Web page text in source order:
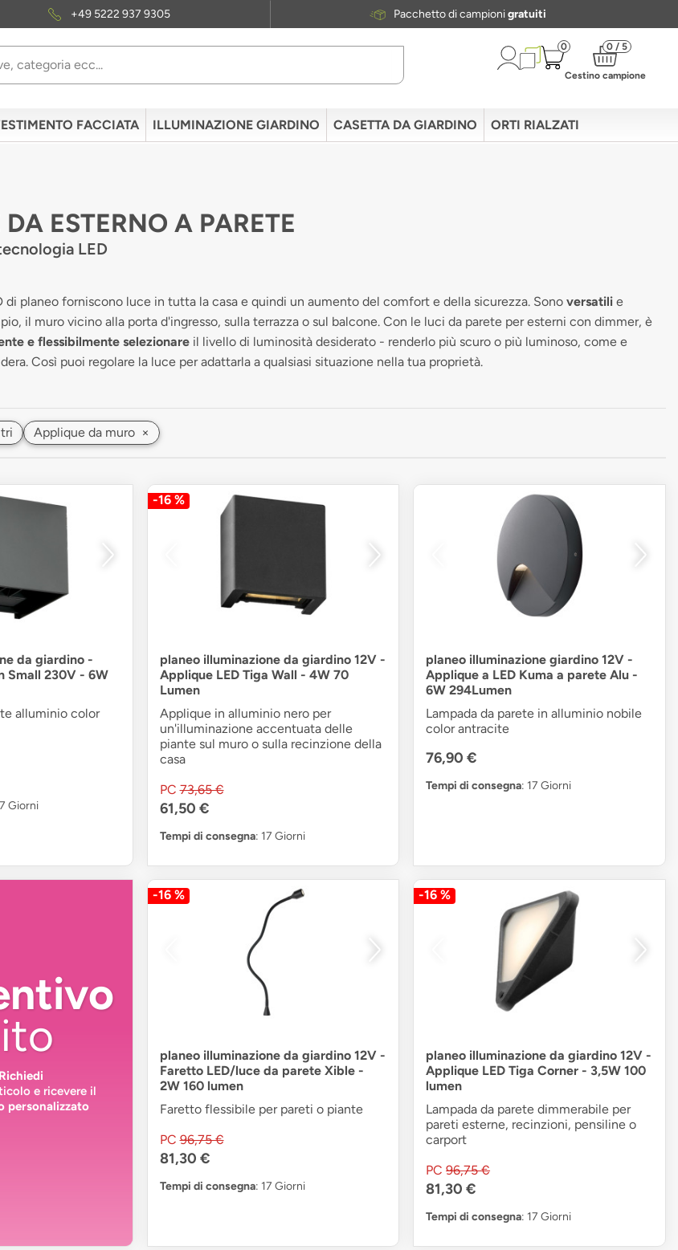
+49 5222 937 9305 Pacchetto di campionigratuiti
0 0 / 5
Cestino campione
FACCIATA ILLUMINAZIONE GIARDINO CASETTA DA GIARDINO ORTI RIALZATI
ESTERNO A PARETE
LED
di planeo forniscono luce in tutta la casa e quindi un aumento del comfort e della sicurezza. Sono versatili e
il muro vicino alla porta d'ingresso, sulla terrazza o sul balcone. Con le luci da parete per esterni con dimmer, è
e flessibilmente selezionare il livello di luminosità desiderato - renderlo più scuro o più luminoso, come e
Così puoi regolare la luce per adattarla a qualsiasi situazione nella tua proprietà.
Applique da muro ×
da giardino -
Small 230V - 6W
alluminio color
Giorni
-16 %
planeo illuminazione da giardino 12V -
Applique LED Tiga Wall - 4W 70
Lumen
Applique in alluminio nero per
un'illuminazione accentuata delle
piante sul muro o sulla recinzione della
casa
PC 73,65 €
61,50 €
Tempi di consegna: 17 Giorni
planeo illuminazione giardino 12V -
Applique a LED Kuma a parete Alu -
6W 294Lumen
Lampada da parete in alluminio nobile
color antracite
76,90 €
Tempi di consegna: 17 Giorni
Richiedi
e ricevere il
personalizzato
-16 %
planeo illuminazione da giardino 12V -
Faretto LED/luce da parete Xible -
2W 160 lumen
Faretto flessibile per pareti o piante
PC 96,75 €
81,30 €
Tempi di consegna: 17 Giorni
-16 %
planeo illuminazione da giardino 12V -
Applique LED Tiga Corner - 3,5W 100
lumen
Lampada da parete dimmerabile per
pareti esterne, recinzioni, pensiline o
carport
PC 96,75 €
81,30 €
Tempi di consegna: 17 Giorni